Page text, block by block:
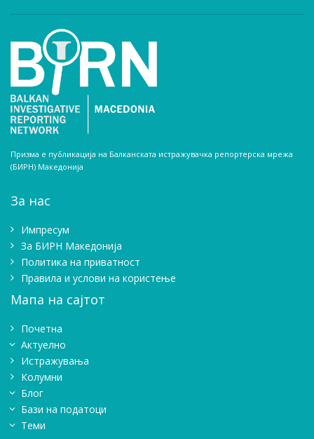
Призма е публикација на Балканската истражувачка репортерска мрежа
(БИРН) Македонија
За нас
Импресум
Зa БИРН Македонија
Политика на приватност
Правила и услови на користење
Мапа на сајтот
Почетна
Актуелно
Истражувањa
Колумни
Блог
Бази на податоци
Теми